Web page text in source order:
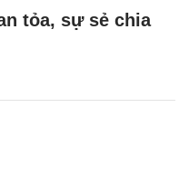
tỏa, sự sẻ chia